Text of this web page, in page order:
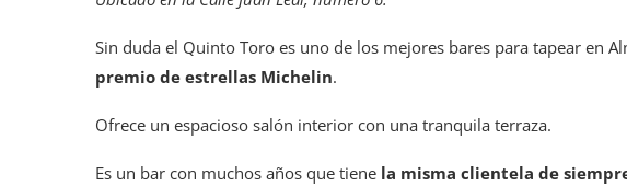
Sin duda el Quinto Toro es uno de los mejores bares para tapear en
premio de estrellas Michelin.
Ofrece un espacioso salón interior con una tranquila terraza.
Es un bar con muchos años que tiene la misma clientela de